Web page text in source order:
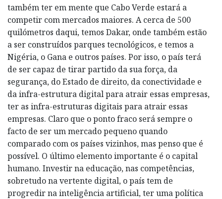
também ter em mente que Cabo Verde estará a
competir com mercados maiores. A cerca de 500
quilómetros daqui, temos Dakar, onde também estão
a ser construídos parques tecnológicos, e temos a
Nigéria, o Gana e outros países. Por isso, o país terá
de ser capaz de tirar partido da sua força, da
segurança, do Estado de direito, da conectividade e
da infra-estrutura digital para atrair essas empresas,
ter as infra-estruturas digitais para atrair essas
empresas. Claro que o ponto fraco será sempre o
facto de ser um mercado pequeno quando
comparado com os países vizinhos, mas penso que é
possível. O último elemento importante é o capital
humano. Investir na educação, nas competências,
sobretudo na vertente digital, o país tem de
progredir na inteligência artificial, ter uma política